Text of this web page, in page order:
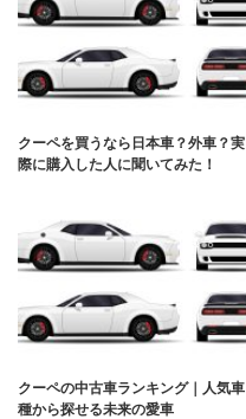
クーペを買うなら日本車？外車？実
際に購入した人に聞いてみた！
クーペの中古車ランキング｜人気車
種から探せる未来の愛車